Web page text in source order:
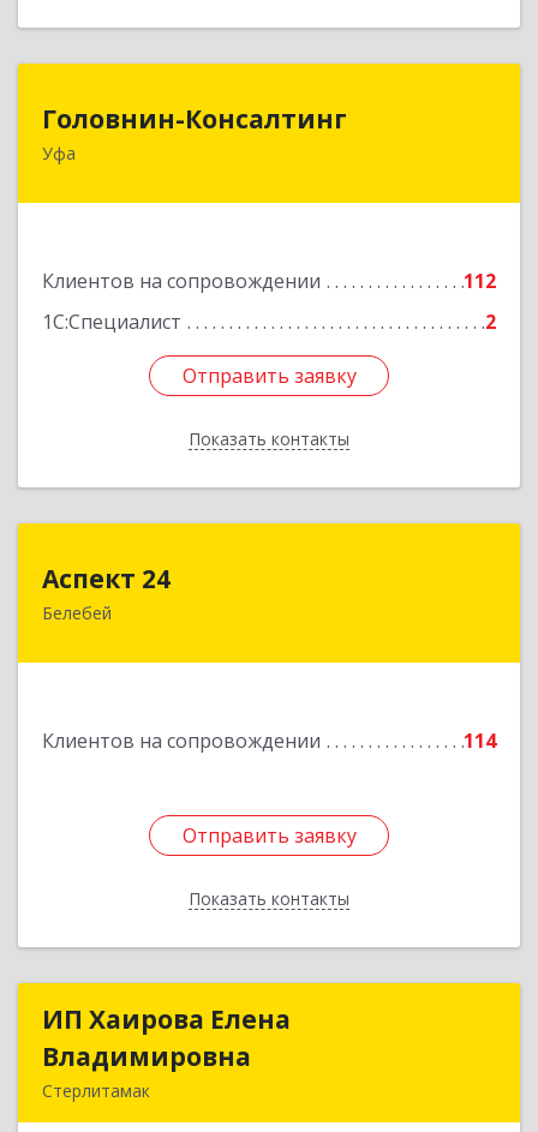
Головнин-Консалтинг
Уфа
Клиентов на сопровождении
112
1С:Специалист
2
Отправить заявку
Показать контакты
450006, Башкортостан Респ, Уфа г, Ленина ул,
Отправить заявку
Назад
Аспект 24
Белебей
Клиентов на сопровождении 114
Отправить заявку
Показать контакты
452000, Башкортостан Респ, Белебей г, им
Отправить заявку
Назад
ИП Хаирова Елена
Владимировна
Стерлитамак
ИП Хаирова Елена